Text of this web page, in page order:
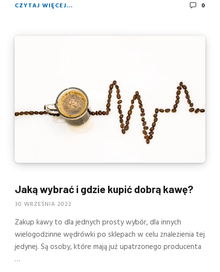
CZYTAJ WIĘCEJ... 0
Jaką wybrać i gdzie kupić dobrą kawę?
30 WRZEŚNIA 2022
Zakup kawy to dla jednych prosty wybór, dla innych
wielogodzinne wędrówki po sklepach w celu znalezienia tej
jedynej. Są osoby, które mają już upatrzonego producenta
…